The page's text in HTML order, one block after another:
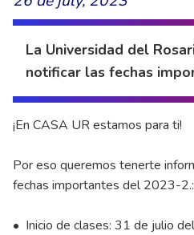
La Universidad del
notificar las fechas
¡En CASA UR estamos para ti!
Por eso queremos tenerte
fechas importantes del 2023-2.:
• Inicio de clases: 31 de julio